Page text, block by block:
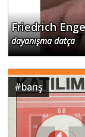
Friedrich
dayanışma datça
#barış